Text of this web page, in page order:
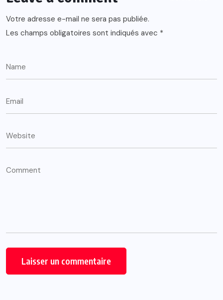
Votre adresse e-mail ne sera pas publiée.
Les champs obligatoires sont indiqués avec *